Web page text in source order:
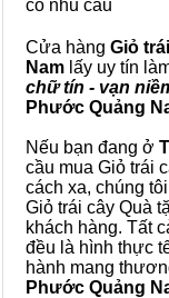
có nhu cầu
Cửa hàng Giỏ
Nam lấy uy tín
chữ tín - vạn
Phước Quảng
Nếu bạn đang ở
cầu mua Giỏ trái
cách xa, chúng
Giỏ trái cây Quà
khách hàng. Tất
đều là hình thực
hành mang
Phước Quảng